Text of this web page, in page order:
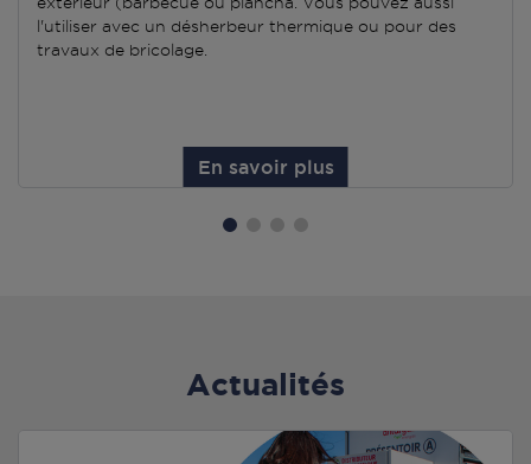
l'utiliser avec un désherbeur thermique ou pour des
travaux de bricolage.
En savoir plus
Actualités